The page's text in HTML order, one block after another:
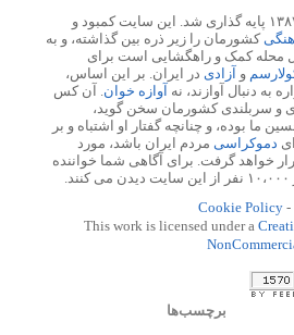
فضول محله در ۱۳ اسفند ۱۳۸۷ پایه گذاری شد. این سایت کمبود و
کشورمان را زیر ذره بین گذاشته، و به
محله کمک و راهگشایی است برای
و آزادی در ایران. بر این اساس،
دنبال آوازند، نه آوازه خوان. آن کس
و سربلندی کشورمان سخن گوید،
ما بوده، و چنانچه گفتار او اشتباه و بر
دموکراسی مردم ایران باشد، مورد
خواهد گرفت. برای آگاهی شما خواننده
Cookie Policy
This work is licensed under a
برچسب‌ها